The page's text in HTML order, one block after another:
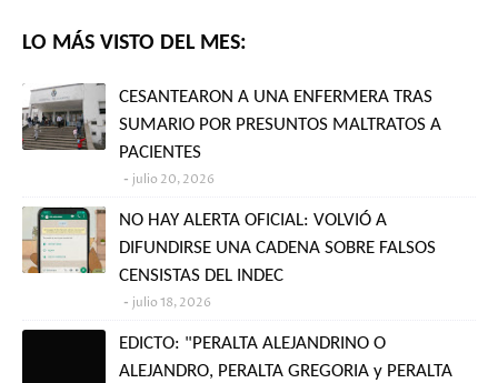
LO MÁS VISTO DEL MES:
CESANTEARON A UNA ENFERMERA TRAS
SUMARIO POR PRESUNTOS MALTRATOS A
PACIENTES
julio 20, 2026
NO HAY ALERTA OFICIAL: VOLVIÓ A
DIFUNDIRSE UNA CADENA SOBRE FALSOS
CENSISTAS DEL INDEC
julio 18, 2026
EDICTO: "PERALTA ALEJANDRINO O
ALEJANDRO, PERALTA GREGORIA y PERALTA